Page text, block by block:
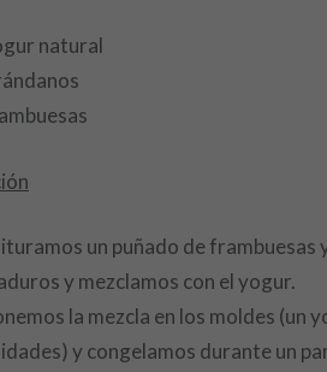
natural
un puñado de frambuesas
y mezclamos con el yogur.
la mezcla en los moldes (un
y congelamos durante un